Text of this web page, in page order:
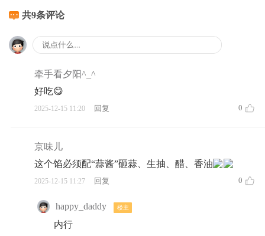
共9条评论
牵手看夕阳^_^
好吃😋
0
2025-12-15 11:20 回复
京味儿
这个馅必须配“蒜酱”砸蒜、生抽、醋、香油
0
2025-12-15 11:27 回复
happy_daddy 楼主
内行